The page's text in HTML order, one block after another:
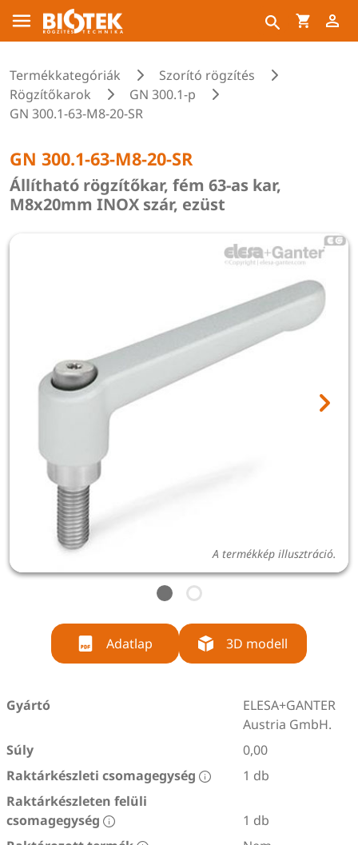
Termékkategóriák
Szorító rögzítés
Rögzítőkarok
GN 300.1-p
GN 300.1-63-M8-20-SR
GN 300.1-63-M8-20-SR
Állítható rögzítőkar, fém 63-as kar,
M8x20mm INOX szár, ezüst
A termékkép illusztráció.
Adatlap 3D modell
Gyártó
ELESA+GANTER
Austria GmbH.
Súly
0,00
Raktárkészleti csomagegység
1 db
Raktárkészleten felüli
csomagegység
1 db